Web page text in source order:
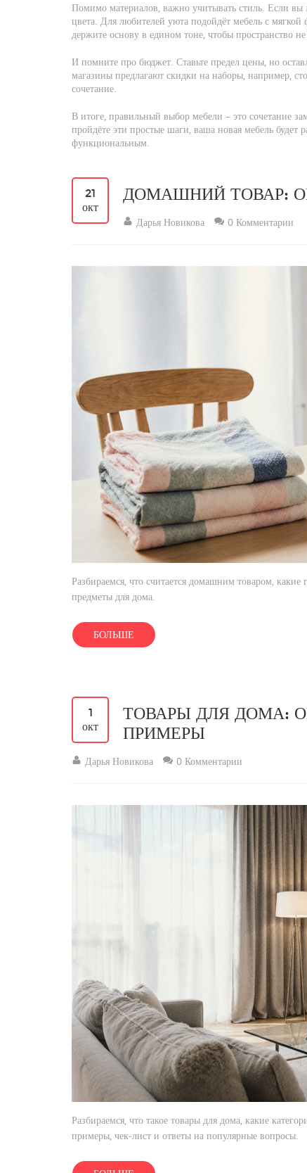
Помимо материалов, важно учитывать стиль. Если
цвета. Для любителей уюта подойдёт мебель с
держите основу в едином тоне, чтобы пространство
И помните про бюджет. Ставьте предел цены, но
магазины предлагают скидки на наборы, например,
сочетание.
В итоге, правильный выбор мебели – это сочетание
пройдёте эти простые шаги, ваша новая мебель
функциональным.
21
окт
ДОМАШНИЙ ТОВАР:
Дарья Новикова 0 Комментарии
Разбираемся, что считается домашним товаром,
предметы для дома.
БОЛЬШЕ
1
окт
ТОВАРЫ ДЛЯ ДОМА:
ПРИМЕРЫ
Дарья Новикова 0 Комментарии
Разбираемся, что такое товары для дома, какие
примеры, чек‑лист и ответы на популярные вопросы.